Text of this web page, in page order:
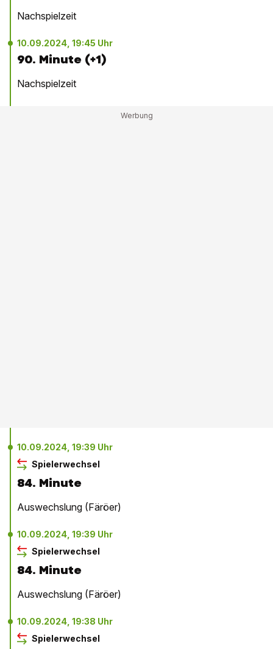
Nachspielzeit
10.09.2024, 19:45 Uhr
90. Minute (+1)
Nachspielzeit
10.09.2024, 19:39 Uhr
Spielerwechsel
84. Minute
Auswechslung (Färöer)
10.09.2024, 19:39 Uhr
Spielerwechsel
84. Minute
Auswechslung (Färöer)
10.09.2024, 19:38 Uhr
Spielerwechsel